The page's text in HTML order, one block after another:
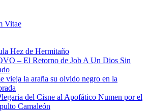
Vitae​
Hez de Hermitaño
– El Retorno de Job A Un Dios Sin
vieja la araña su olvido negro en la
del Cisne al Apofático Numen por el
Camaleón